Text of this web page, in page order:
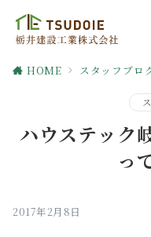
HOME スタッフブロ
ハウステック
っ
2017年2月8日